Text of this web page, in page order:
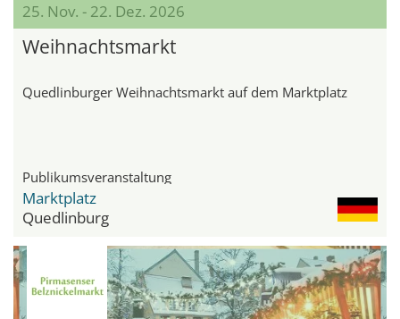
25. Nov. - 22. Dez. 2026
Weihnachtsmarkt
Quedlinburger Weihnachtsmarkt auf dem Marktplatz
Publikumsveranstaltung
Marktplatz
Quedlinburg